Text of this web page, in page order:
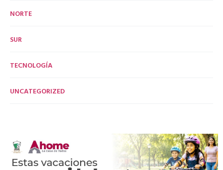
NORTE
SUR
TECNOLOGÍA
UNCATEGORIZED